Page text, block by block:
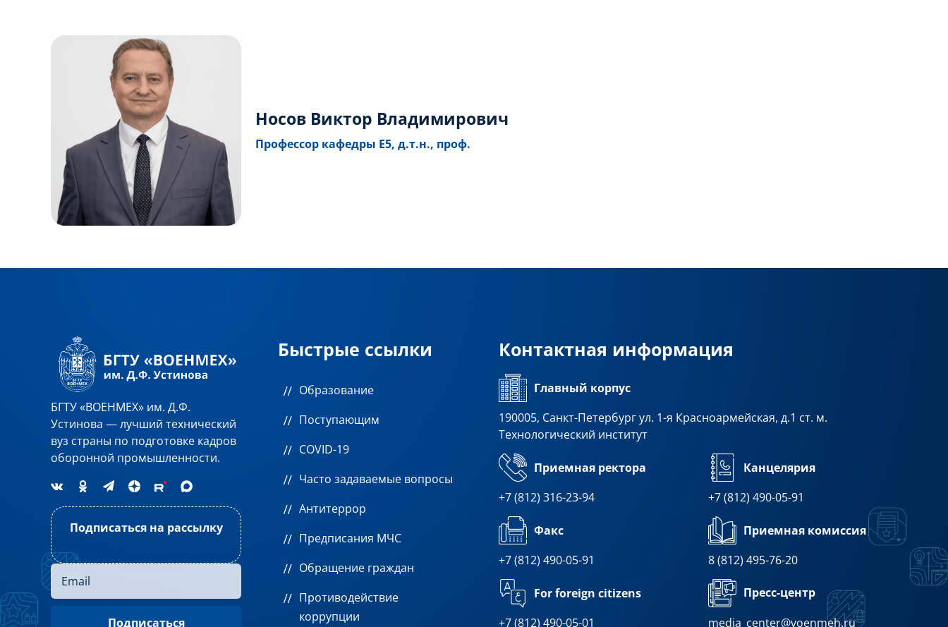
Носов Виктор Владимирович
Профессор кафедры Е5, д.т.н., проф.
БГТУ «ВОЕНМЕХ» им. Д.Ф.
Устинова — лучший технический
вуз страны по подготовке кадров
оборонной промышленности.
Подписаться на рассылку
Быстрые ссылки
Образование
Поступающим
COVID-19
Часто задаваемые вопросы
Антитеррор
Предписания МЧС
Обращение граждан
Противодействие
коррупции
Контактная информация
Главный корпус
190005, Санкт-Петербург ул. 1-я Красноармейская, д.1 ст. м.
Технологический институт
Приемная ректора
+7 (812) 316-23-94
Канцелярия
+7 (812) 490-05-91
Факс
+7 (812) 490-05-91
Приемная комиссия
8 (812) 495-76-20
For foreign citizens
+7 (812) 490-05-01
Пресс-центр
media_center@voenmeh.ru